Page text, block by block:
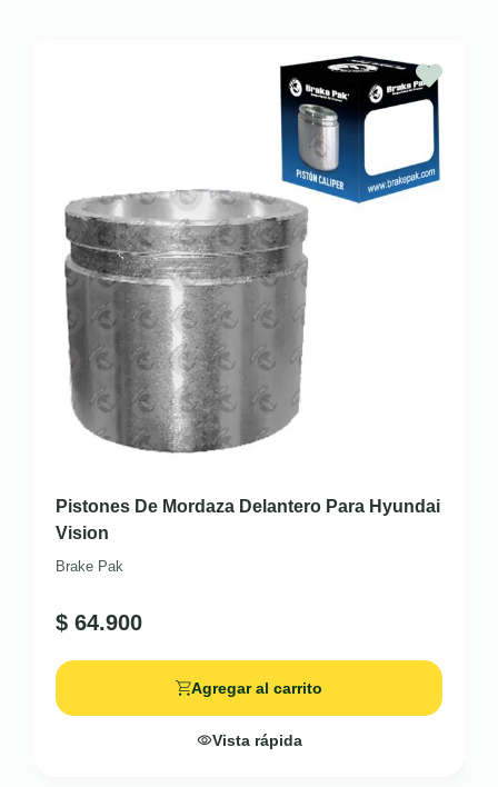
Pistones De Mordaza Delantero Para Hyundai
Vision
Brake Pak
$ 64.900
Agregar al carrito
Vista rápida